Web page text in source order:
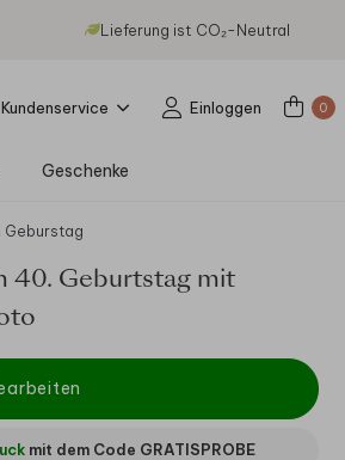
Lieferung ist CO₂-Neutral
Kundenservice Einloggen 0
Geschenke
Geburstag
40. Geburtstag mit
mit dem Code GRATISPROBE